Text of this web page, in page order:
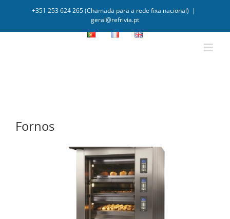
+351 253 624 265 (Chamada para a rede fixa nacional) |
geral@refrivia.pt
Fornos